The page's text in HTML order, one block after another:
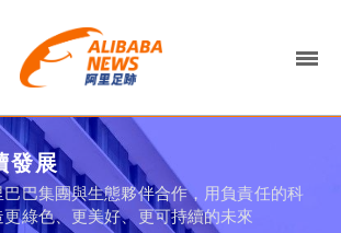
發展
巴巴集團與生態夥伴合作，用負責任的科
更綠色、更美好、更可持續的未來